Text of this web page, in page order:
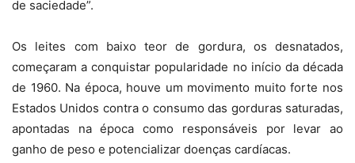
de saciedade”.
Os leites com baixo teor de gordura, os desnatados,
começaram a conquistar popularidade no início da década
de 1960. Na época, houve um movimento muito forte nos
Estados Unidos contra o consumo das gorduras saturadas,
apontadas na época como responsáveis por levar ao
ganho de peso e potencializar doenças cardíacas.